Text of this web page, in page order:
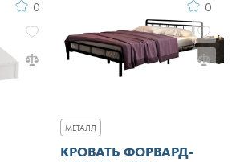
0 0
МЕТАЛЛ
КРОВАТЬ ФОРВАРД-